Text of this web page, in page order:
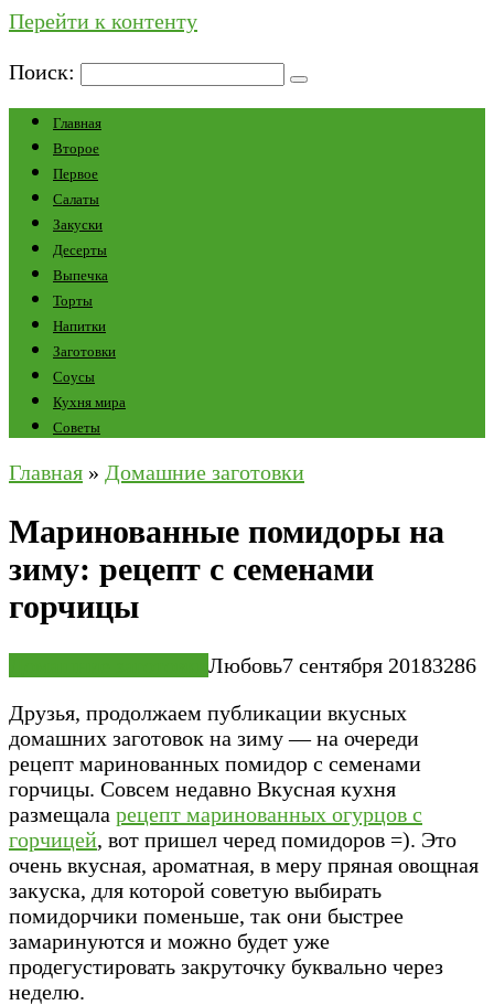
Перейти к контенту
Поиск:
Главная
Второе
Первое
Салаты
Закуски
Десерты
Выпечка
Торты
Напитки
Заготовки
Соусы
Кухня мира
Советы
Главная » Домашние заготовки
Маринованные помидоры на
зиму: рецепт с семенами
горчицы
Любовь7 сентября 20183286
Друзья, продолжаем публикации вкусных
домашних заготовок на зиму — на очереди
рецепт маринованных помидор с семенами
горчицы. Совсем недавно Вкусная кухня
размещала рецепт маринованных огурцов с
горчицей, вот пришел черед помидоров =). Это
очень вкусная, ароматная, в меру пряная овощная
закуска, для которой советую выбирать
помидорчики поменьше, так они быстрее
замаринуются и можно будет уже
продегустировать закруточку буквально через
неделю.